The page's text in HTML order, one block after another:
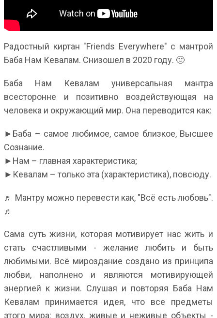
Радостный киртан "Friends Everywhere" с мантрой
Баба Нам Кевалам. Снизошел в 2020 году. 🙂
Баба Нам Кевалам универсальная мантра
всесторонне и позитивно воздействующая на
человека и окружающий мир. Она переводится как:
►Баба – самое любимое, самое близкое, Высшее
Сознание.
►Нам – главная характеристика;
►Кевалам – только эта (характеристика), повсюду.
♬ Мантру можно перевести как, "Всё есть любовь".
♬
Сама суть жизни, которая мотивирует нас жить и
стать счастливыми - желание любить и быть
любимыми. Всё мироздание создано из принципа
любви, наполнено и являются мотивирующей
энергией к жизни. Слушая и повторяя Баба Нам
Кевалам принимается идея, что все предметы
этого мира: воздух, живые и неживые объекты -